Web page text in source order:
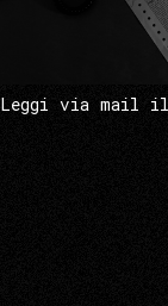
Leggi via mail il